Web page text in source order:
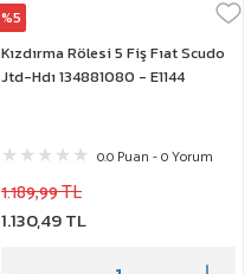
%5
Elta
Kızdırma Rölesi 5 Fiş Fıat Scudo
Jtd-Hdı 134881080 - E1144
0.0 Puan - 0 Yorum
1.189,99 TL
1.130,49 TL